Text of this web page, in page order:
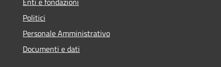
Politici
Personale Amministrativo
Documenti e dati